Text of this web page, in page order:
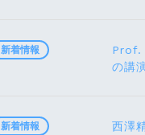
Prof.
の講
新着情報
西澤
新着情報